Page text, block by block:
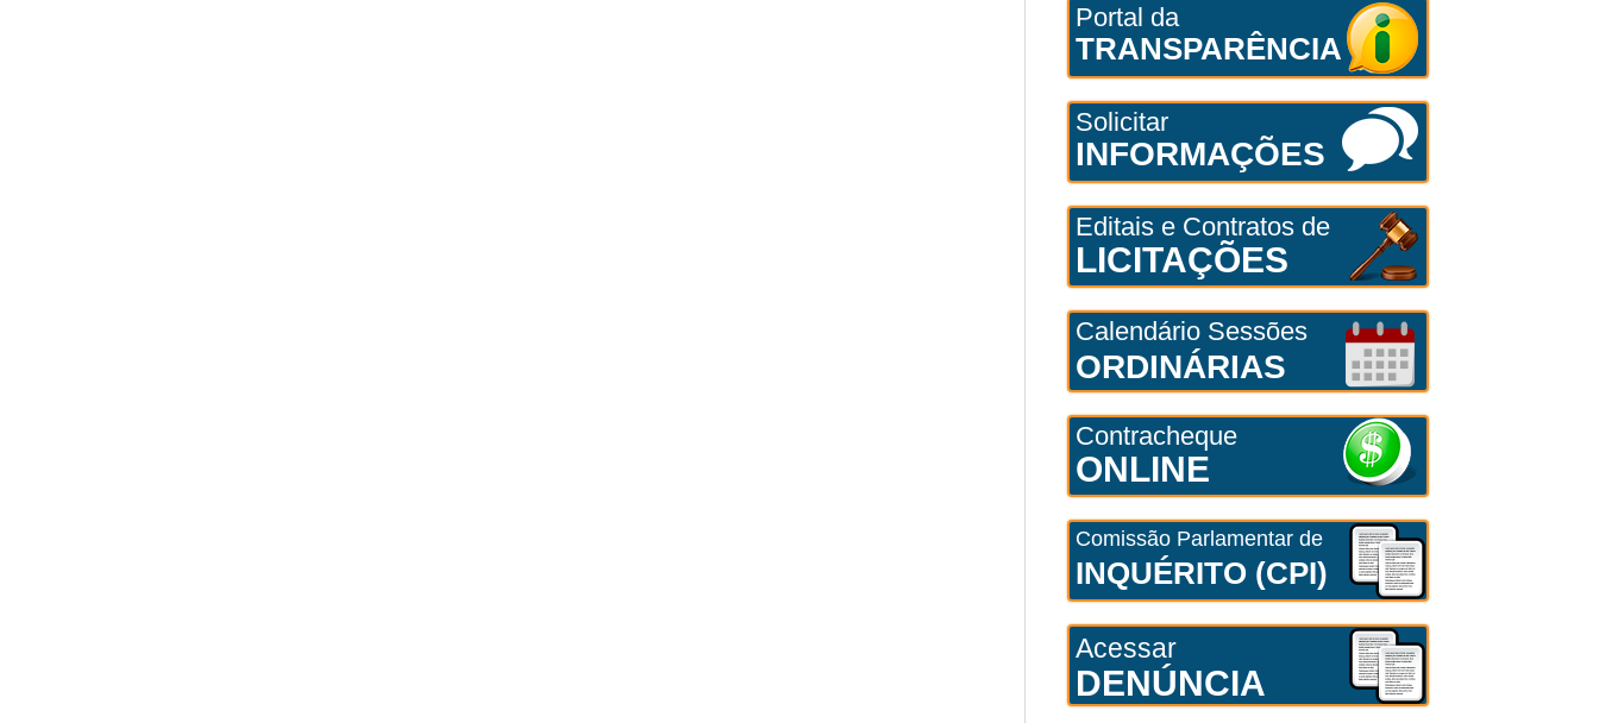
Portal da
TRANSPARÊNCIA
Solicitar
INFORMAÇÕES
Editais e Contratos de
LICITAÇÕES
Calendário Sessões
ORDINÁRIAS
Contracheque
ONLINE
Comissão Parlamentar de
INQUÉRITO (CPI)
Acessar
DENÚNCIA